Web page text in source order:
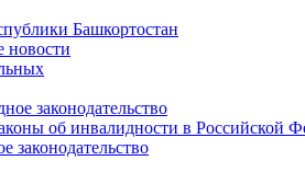
Башкортостан
новости
законодательство
об инвалидности в Российской
законодательство